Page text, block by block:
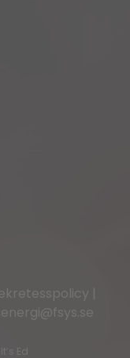
|
It’s Ed